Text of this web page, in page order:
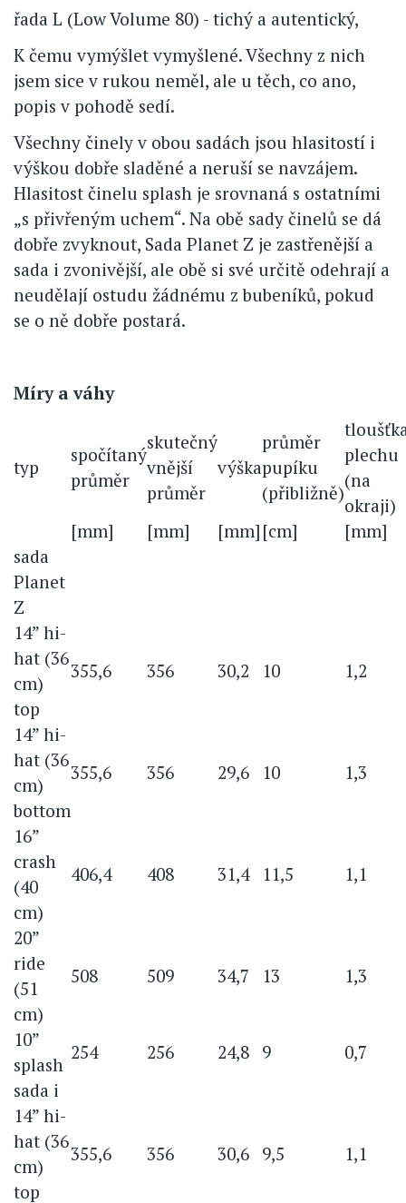
řada L (Low Volume 80) - tichý a autentický,
K čemu vymýšlet vymyšlené. Všechny z nich
jsem sice v rukou neměl, ale u těch, co ano,
popis v pohodě sedí.
Všechny činely v obou sadách jsou hlasitostí i
výškou dobře sladěné a neruší se navzájem.
Hlasitost činelu splash je srovnaná s ostatními
„s přivřeným uchem“. Na obě sady činelů se dá
dobře zvyknout, Sada Planet Z je zastřenější a
sada i zvonivější, ale obě si své určitě odehrají a
neudělají ostudu žádnému z bubeníků, pokud
se o ně dobře postará.
Míry a váhy
typ
spočítaný
průměr
skutečný
vnější
průměr
výška
průměr
pupíku
(přibližně)
plechu
(na
okraji)
[mm]
[mm] [mm] [cm]
[mm]
sada
Planet
Z
14” hi-
hat (36
cm)
top
355,6 356 30,2 10 1,2
14” hi-
hat (36
cm)
bottom
355,6 356 29,6 10 1,3
16”
crash
(40
cm)
406,4 408 31,4 11,5 1,1
20”
ride
(51
cm)
508 509 34,7 13 1,3
10”
splash
254 256 24,8 9
0,7
sada i
14” hi-
hat (36
cm)
top
355,6 356 30,6 9,5 1,1